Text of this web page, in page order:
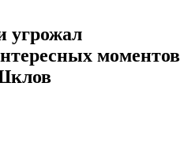
угрожал
моментов